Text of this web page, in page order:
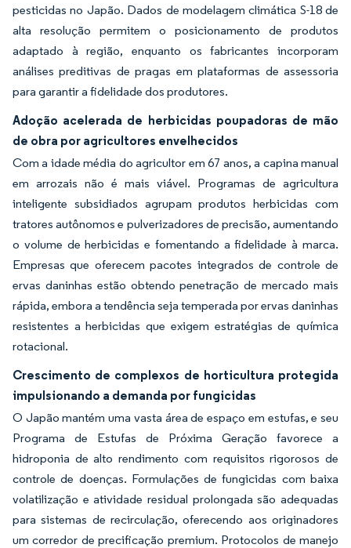
pesticidas no Japão. Dados de modelagem climática S-18 de
alta resolução permitem o posicionamento de produtos
adaptado à região, enquanto os fabricantes incorporam
análises preditivas de pragas em plataformas de assessoria
para garantir a fidelidade dos produtores.
Adoção acelerada de herbicidas poupadoras de mão
de obra por agricultores envelhecidos
Com a idade média do agricultor em 67 anos, a capina manual
em arrozais não é mais viável. Programas de agricultura
inteligente subsidiados agrupam produtos herbicidas com
tratores autônomos e pulverizadores de precisão, aumentando
o volume de herbicidas e fomentando a fidelidade à marca.
Empresas que oferecem pacotes integrados de controle de
ervas daninhas estão obtendo penetração de mercado mais
rápida, embora a tendência seja temperada por ervas daninhas
resistentes a herbicidas que exigem estratégias de química
rotacional.
Crescimento de complexos de horticultura protegida
impulsionando a demanda por fungicidas
O Japão mantém uma vasta área de espaço em estufas, e seu
Programa de Estufas de Próxima Geração favorece a
hidroponia de alto rendimento com requisitos rigorosos de
controle de doenças. Formulações de fungicidas com baixa
volatilização e atividade residual prolongada são adequadas
para sistemas de recirculação, oferecendo aos originadores
um corredor de precificação premium. Protocolos de manejo